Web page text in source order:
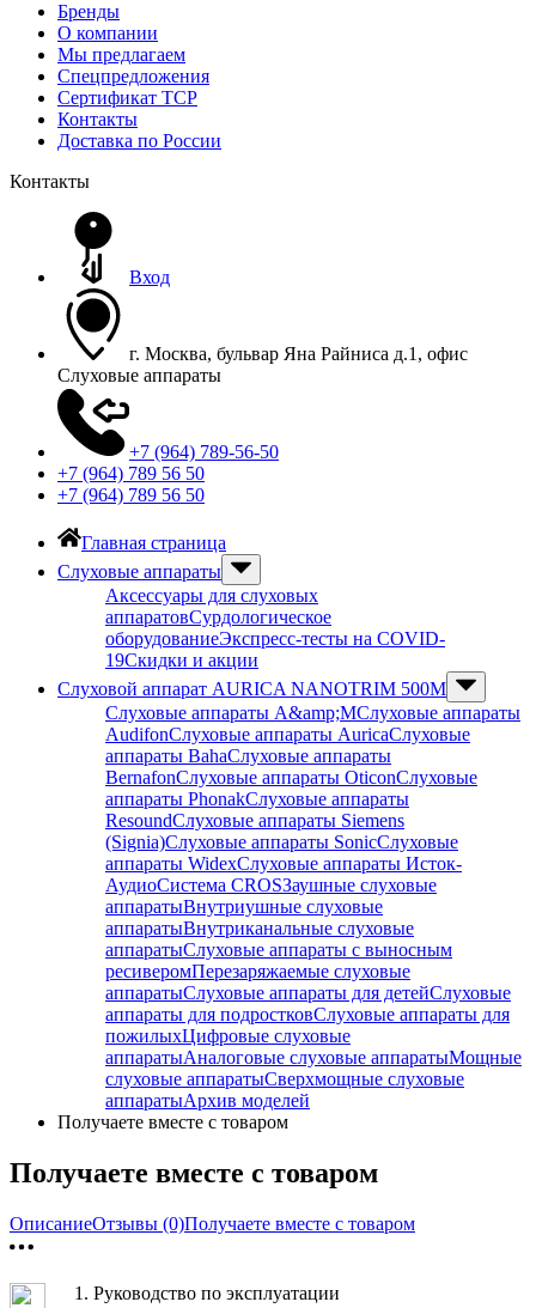
Бренды
О компании
Мы предлагаем
Спецпредложения
Сертификат ТСР
Контакты
Доставка по России
Контакты
Вход
г. Москва, бульвар Яна Райниса д.1, офис
Слуховые аппараты
+7 (964) 789-56-50
+7 (964) 789 56 50
+7 (964) 789 56 50
Главная страница
Слуховые аппараты
Аксессуары для слуховых
аппаратовСурдологическое
оборудованиеЭкспресс-тесты на COVID-
19Скидки и акции
Слуховой аппарат AURICA NANOTRIM 500M
Слуховые аппараты A&amp;MСлуховые аппараты
AudifonСлуховые аппараты AuricaСлуховые
аппараты BahaСлуховые аппараты
BernafonСлуховые аппараты OticonСлуховые
аппараты PhonakСлуховые аппараты
ResoundСлуховые аппараты Siemens
(Signia)Слуховые аппараты SonicСлуховые
аппараты WidexСлуховые аппараты Исток-
АудиоСистема CROSЗаушные слуховые
аппаратыВнутриушные слуховые
аппаратыВнутриканальные слуховые
аппаратыСлуховые аппараты с выносным
ресиверомПерезаряжаемые слуховые
аппаратыСлуховые аппараты для детейСлуховые
аппараты для подростковСлуховые аппараты для
пожилыхЦифровые слуховые
аппаратыАналоговые слуховые аппаратыМощные
слуховые аппаратыСверхмощные слуховые
аппаратыАрхив моделей
Получаете вместе с товаром
Получаете вместе с товаром
ОписаниеОтзывы (0)Получаете вместе с товаром
1. Руководство по эксплуатации